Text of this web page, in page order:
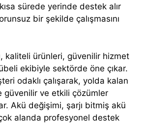
sürede yerinde destek alır
bir şekilde çalışmasını
kaliteli ürünleri, güvenilir hizmet
ekibiyle sektörde öne çıkar.
odaklı çalışarak, yolda kalan
güvenilir ve etkili çözümler
Akü değişimi, şarjı bitmiş akü
alanda profesyonel destek